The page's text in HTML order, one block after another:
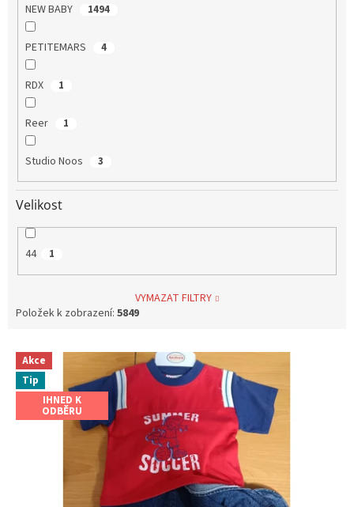
NEW BABY 1494
PETITEMARS 4
RDX 1
Reer 1
Studio Noos 3
Velikost
44 1
VYMAZAT FILTRY
Položek k zobrazení: 5849
V
p
Akce
Tip
IHNED K
ODBĚRU